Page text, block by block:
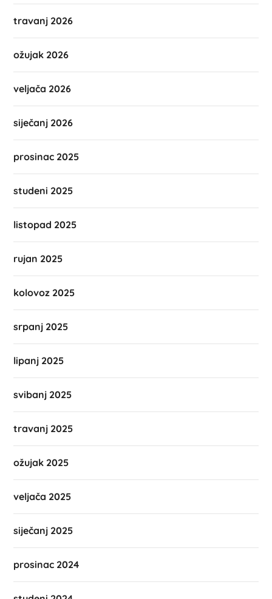
travanj 2026
ožujak 2026
veljača 2026
siječanj 2026
prosinac 2025
studeni 2025
listopad 2025
rujan 2025
kolovoz 2025
srpanj 2025
lipanj 2025
svibanj 2025
travanj 2025
ožujak 2025
veljača 2025
siječanj 2025
prosinac 2024